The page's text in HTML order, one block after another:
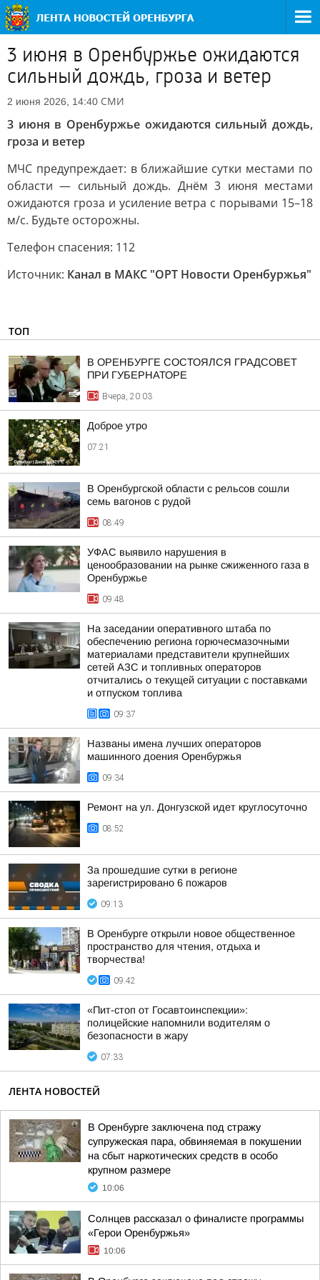
3 июня в Оренбуржье ожидаются
сильный дождь, гроза и ветер
2 июня 2026, 14:40 СМИ
3 июня в Оренбуржье ожидаются сильный дождь,
гроза и ветер
МЧС предупреждает: в ближайшие сутки местами по
области — сильный дождь. Днём 3 июня местами
ожидаются гроза и усиление ветра с порывами 15–18
м/с. Будьте осторожны.
Телефон спасения: 112
Источник: Канал в МАКС "ОРТ Новости Оренбуржья"
ТОП
В ОРЕНБУРГЕ СОСТОЯЛСЯ ГРАДСОВЕТ
ПРИ ГУБЕРНАТОРЕ
Вчера, 20:03
Доброе утро
07:21
В Оренбургской области с рельсов сошли
семь вагонов с рудой
08:49
УФАС выявило нарушения в
ценообразовании на рынке сжиженного газа в
Оренбуржье
09:48
На заседании оперативного штаба по
обеспечению региона горючесмазочными
материалами представители крупнейших
сетей АЗС и топливных операторов
отчитались о текущей ситуации с поставками
и отпуском топлива
09:37
Названы имена лучших операторов
машинного доения Оренбуржья
09:34
Ремонт на ул. Донгузской идет круглосуточно
08:52
За прошедшие сутки в регионе
зарегистрировано 6 пожаров
09:13
В Оренбурге открыли новое общественное
пространство для чтения, отдыха и
творчества!
09:42
«Пит-стоп от Госавтоинспекции»:
полицейские напомнили водителям о
безопасности в жару
07:33
ЛЕНТА НОВОСТЕЙ
В Оренбурге заключена под стражу
супружеская пара, обвиняемая в покушении
на сбыт наркотических средств в особо
крупном размере
10:06
Солнцев рассказал о финалисте программы
«Герои Оренбуржья»
10:06